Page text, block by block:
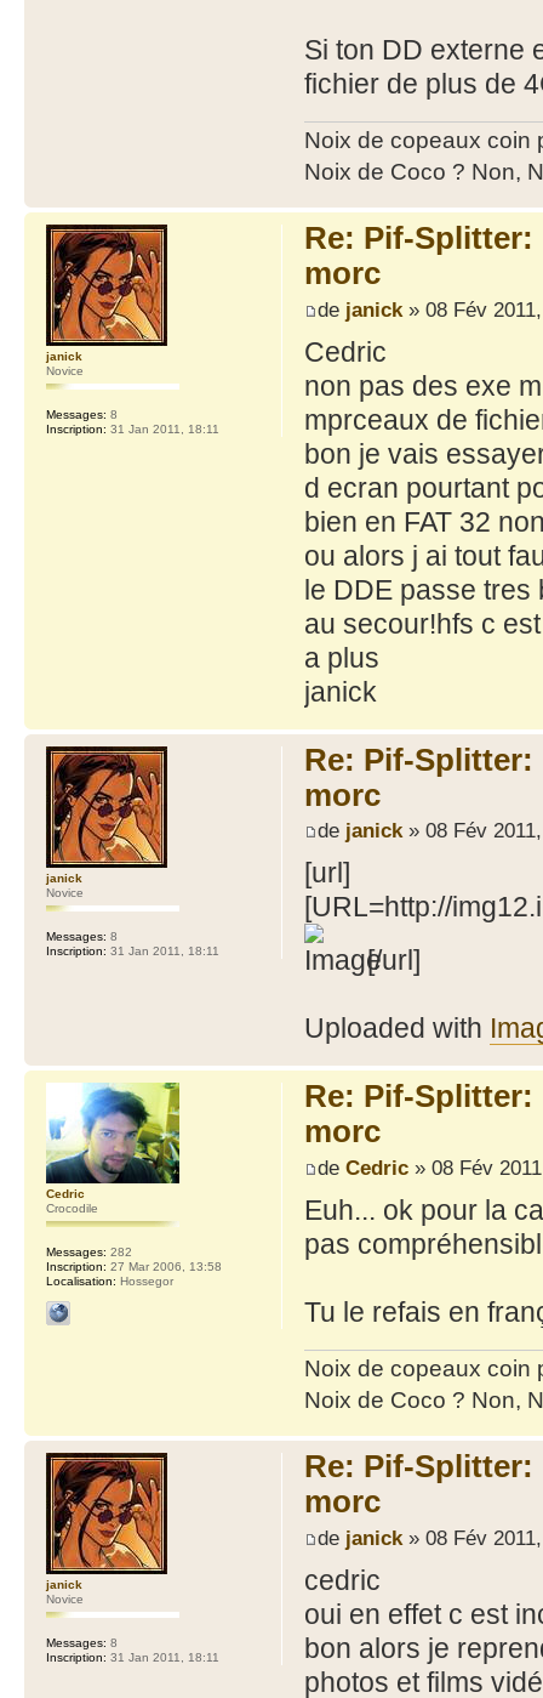
Si ton DD externe
fichier de plus de
Noix de copeaux coin
Noix de Coco ? Non,
Re: Pif-
morc
de janick» 08 Fév
Cedric
non pas des exe
mprceaux de
bon je vais
d ecran pourtant
bien en FAT 32
ou alors j ai tout
le DDE passe tres
au secour!hfs c
a plus
janick
janick
Novice
Messages: 8
Inscription: 31 Jan 2011, 18:11
Re: Pif-
morc
de janick» 08 Fév
[url]
[URL=http://
[/url]
Uploaded with
janick
Novice
Messages: 8
Inscription: 31 Jan 2011, 18:11
Re: Pif-
morc
de Cedric» 08 Fév
Euh... ok pour la
pas
Tu le refais en
Noix de copeaux coin
Noix de Coco ? Non,
Cedric
Crocodile
Messages: 282
Inscription: 27 Mar 2006, 13:58
Localisation: Hossegor
Re: Pif-
morc
de janick» 08 Fév
cedric
oui en effet c est
bon alors je
photos et films
janick
Novice
Messages: 8
Inscription: 31 Jan 2011, 18:11